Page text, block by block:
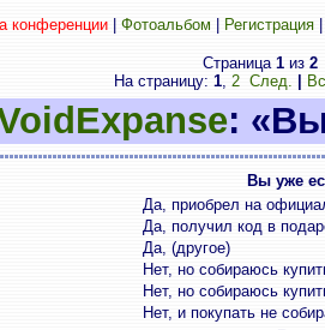
конференции| Фотоальбом Регистрация
Страница 1 из 2
На страницу: 1, 2 След.
: «Вы
Вы уже
Да, приобрел на
Да, получил код в
Да, (другое)
Нет, но собираюсь
Нет, но собираюсь
Нет, и покупать не